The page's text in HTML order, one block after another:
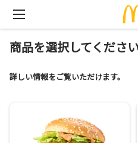
商品を選択してください
詳しい情報をご覧いただけます。